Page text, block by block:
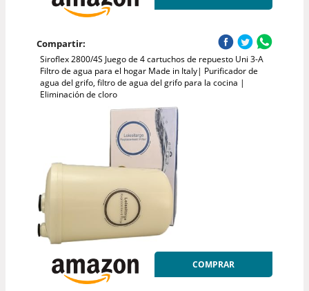
Compartir:
Siroflex 2800/4S Juego de 4 cartuchos de repuesto Uni 3-A
Filtro de agua para el hogar Made in Italy| Purificador de
agua del grifo, filtro de agua del grifo para la cocina |
Eliminación de cloro
COMPRAR